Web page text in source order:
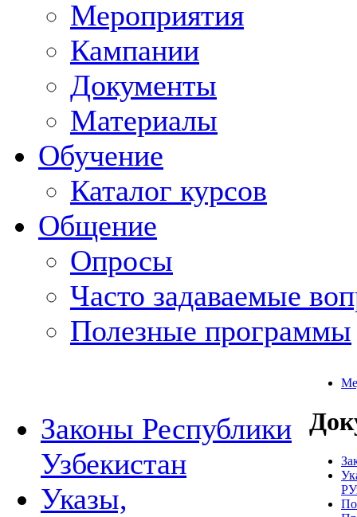
Мероприятия
Кампании
Документы
Материалы
Обучение
Каталог курсов
Общение
Опросы
Часто задаваемые
Полезные программы
Законы Республики
Узбекистан
Указы,